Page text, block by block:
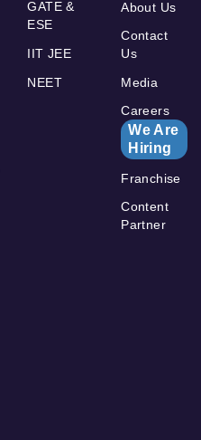
GATE &
ESE
IIT JEE
NEET
About Us
Contact
Us
Media
Careers
We Are
Hiring
Franchise
Content
Partner